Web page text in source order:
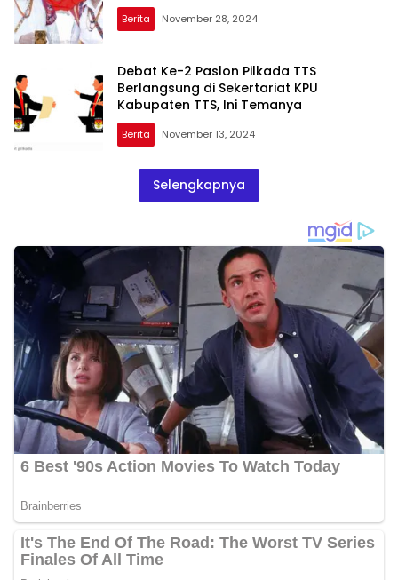
Berita November 28, 2024
Debat Ke-2 Paslon Pilkada TTS
Berlangsung di Sekertariat KPU
Kabupaten TTS, Ini Temanya
Berita November 13, 2024
Selengkapnya